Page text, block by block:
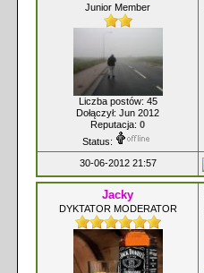
Junior Member
Liczba postów: 45
Dołączył: Jun 2012
Reputacja: 0
Status:
30-06-2012 21:57
Jacky
DYKTATOR MODERATOR